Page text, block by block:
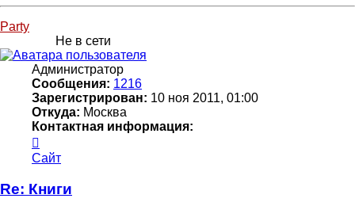
Party
Не в сети
Администратор
Сообщения: 1216
Зарегистрирован: 10 ноя 2011, 01:00
Откуда: Москва
Контактная информация:
информация
пользователя
Сайт
Re: Книги